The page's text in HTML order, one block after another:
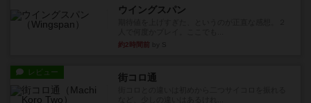
ウイングスパン
約2時間前
レビュー 街コロ通